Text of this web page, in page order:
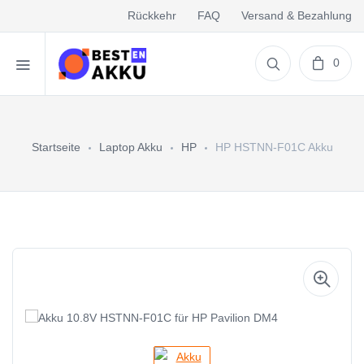
Rückkehr FAQ Versand & Bezahlung
0
Startseite Laptop Akku HP HP HSTNN-F01C Akku